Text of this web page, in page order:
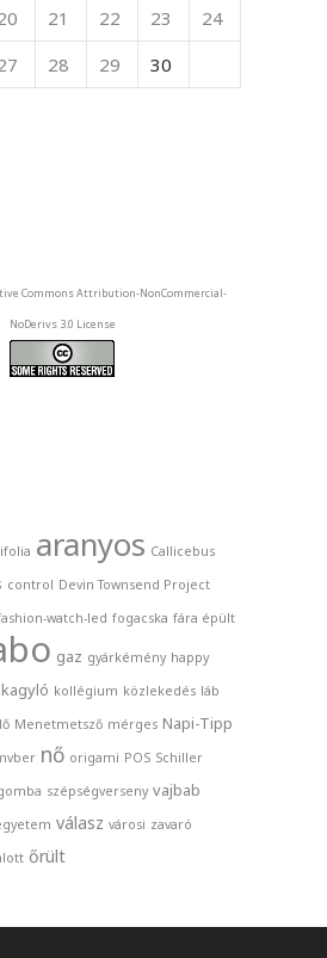
21 22 23
24
28 29 30
Commons Attribution-NonCommercial-
NoDerivs 3.0 License
aranyos Callicebus
control Devin Townsend Project
watch-led fogacska fára épült
gaz gyárkémény happy
kagyló kollégium közlekedés láb
Menetmetsző mérges Napi-Tipp
nő origami POS Schiller
szépségverseny vajbab
válasz városi zavaró
őrült